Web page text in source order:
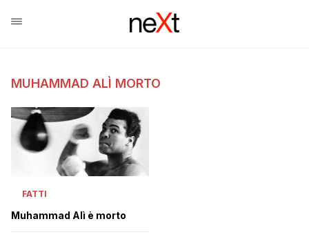
MUHAMMAD ALÌ MORTO
FATTI
Muhammad Alì è morto